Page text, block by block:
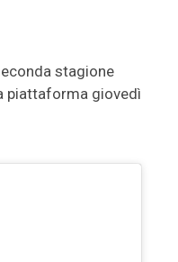
stagione
piattaforma giovedì